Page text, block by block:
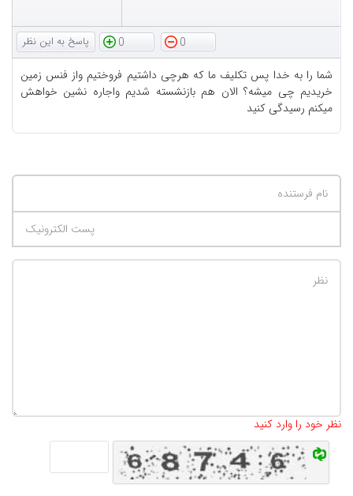
0
0
شما را به خدا پس تکلیف ما که هرچی داشتیم فروختیم واز فنس زمین
خریدیم چی میشه؟ الان هم بازنشسته شدیم واجاره نشین خواهش
میکنم رسیدگی کنید
نظر خود را وارد کنید